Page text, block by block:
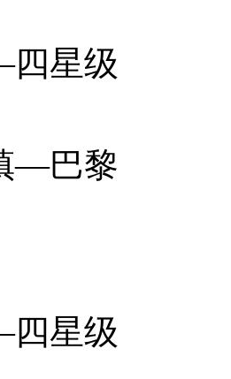
星级
—巴黎
星级